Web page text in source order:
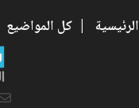
الرئيسية | كل المواضيع